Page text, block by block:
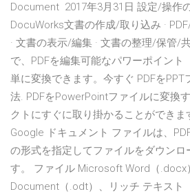
Document 2017年3月31日 設定/操作
DocuWorks文書の作成/取り込み ·
· 文書の表示/編集 · 文書の整理/保管/
で、PDFを編集可能なパワーポイント
単に変換できます。今すぐ PDFを
法. PDFをPowerPointファイルに変換
クトにすぐに取り掛かることができま
Google ドキュメント ファイルは、
の形式を指定してファイルをダウン
す。 ファイル Microsoft Word（.docx
Document（.odt）、リッチ テキスト